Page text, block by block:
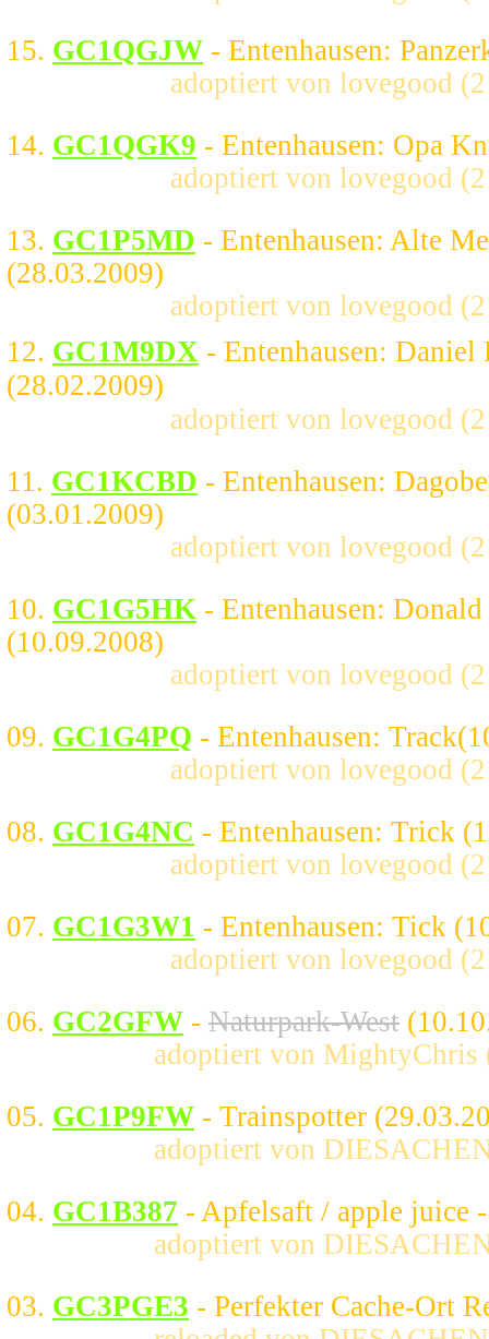
15. GC1QGJW - Entenhausen:
adoptiert von lovegood
14. GC1QGK9 - Entenhausen: Opa
adoptiert von lovegood
13. GC1P5MD - Entenhausen: Alte
(28.03.2009)
adoptiert von lovegood
12. GC1M9DX - Entenhausen: Daniel
(28.02.2009)
adoptiert von lovegood
11. GC1KCBD - Entenhausen:
(03.01.2009)
adoptiert von lovegood
10. GC1G5HK - Entenhausen:
(10.09.2008)
adoptiert von lovegood
09. GC1G4PQ - Entenhausen:
adoptiert von lovegood
08. GC1G4NC - Entenhausen: Trick
adoptiert von lovegood
07. GC1G3W1 - Entenhausen: Tick
adoptiert von lovegood
06. GC2GFW - Naturpark-West
adoptiert von MightyChris
05. GC1P9FW - Trainspotter
adoptiert von
04. GC1B387 - Apfelsaft / apple juice
adoptiert von
03. GC3PGE3 - Perfekter Cache-Ort